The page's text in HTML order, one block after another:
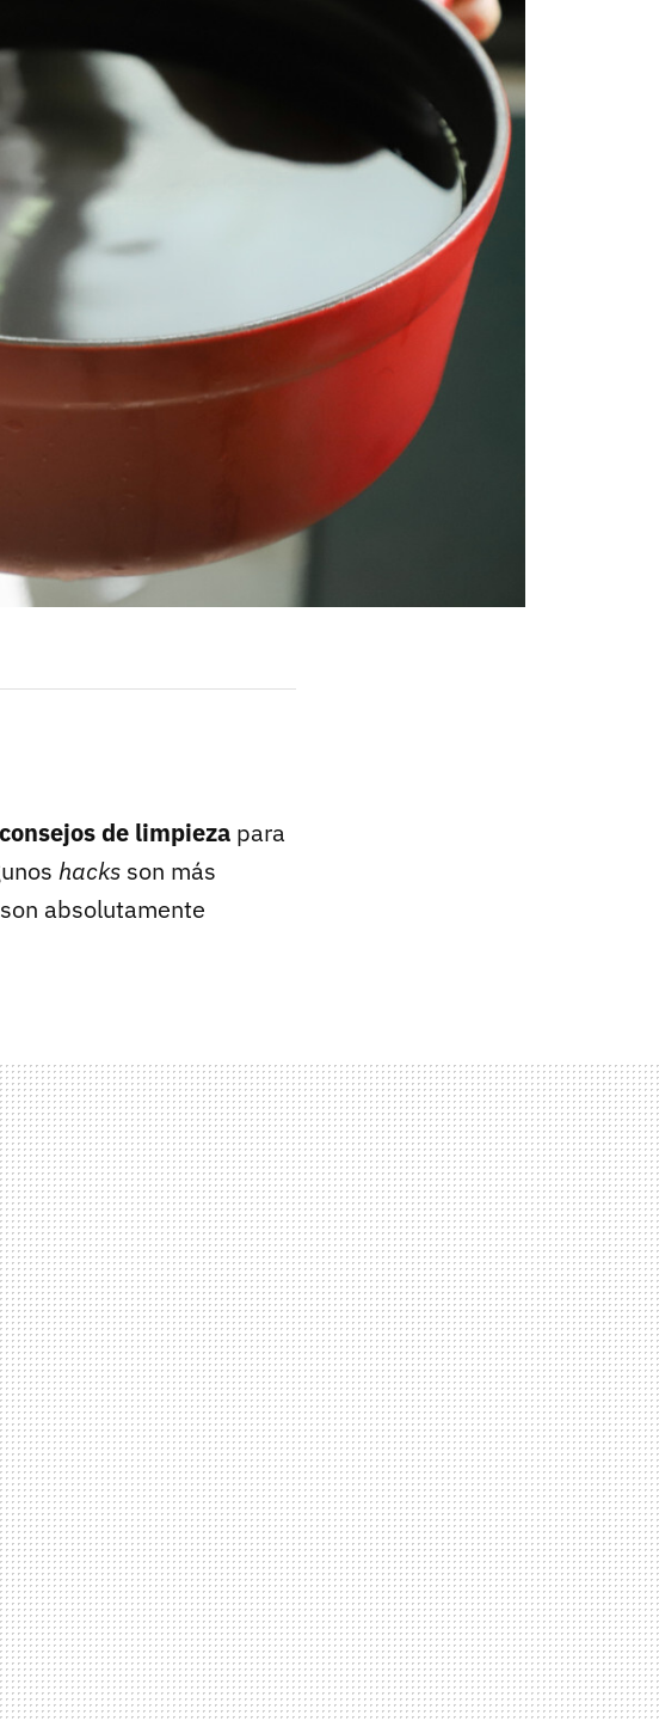
de limpieza para
hacks son más
absolutamente